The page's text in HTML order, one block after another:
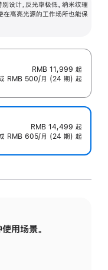
设计，反光率极低。纳米纹理
在高亮光源的工作场所也能保
RMB 11,999 起
RMB 500/月 (24 期) 起
RMB 14,499 起
RMB 605/月 (24 期) 起
用场景。